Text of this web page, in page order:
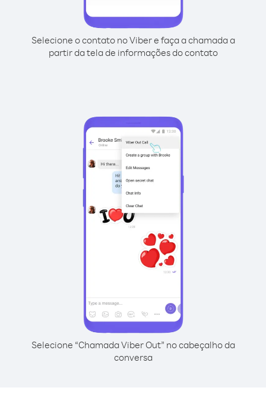
Selecione o contato no Viber e faça a chamada a
partir da tela de informações do contato
Selecione “Chamada Viber Out” no cabeçalho da
conversa